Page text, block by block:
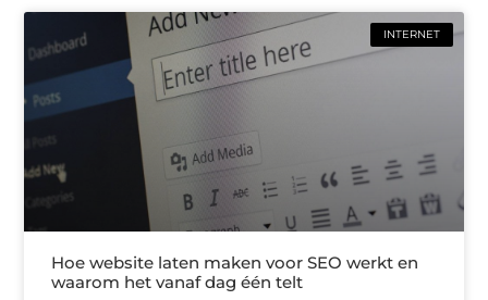
INTERNET
Hoe website laten maken voor SEO werkt en
waarom het vanaf dag één telt